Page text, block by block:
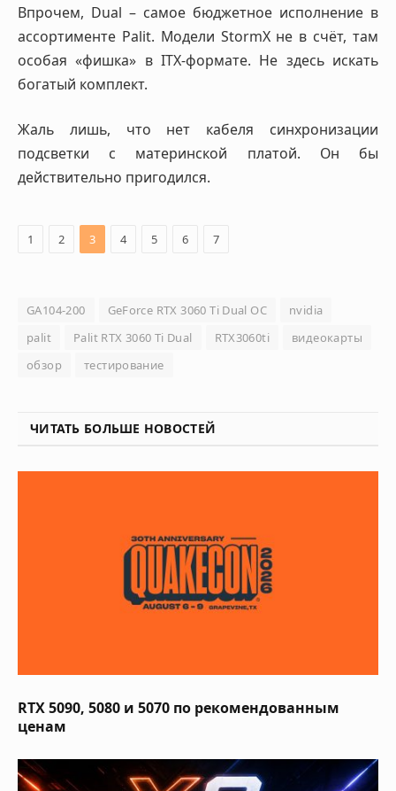
Впрочем, Dual – самое бюджетное исполнение в
ассортименте Palit. Модели StormX не в счёт, там
особая «фишка» в ITX-формате. Не здесь искать
богатый комплект.
Жаль лишь, что нет кабеля синхронизации
подсветки с материнской платой. Он бы
действительно пригодился.
1 2 3 4 5 6 7
GA104-200 GeForce RTX 3060 Ti Dual OC
nvidia
palit
Palit RTX 3060 Ti Dual RTX3060ti
видеокарты
обзор
тестирование
ЧИТАТЬ БОЛЬШЕ НОВОСТЕЙ
RTX 5090, 5080 и 5070 по рекомендованным
ценам